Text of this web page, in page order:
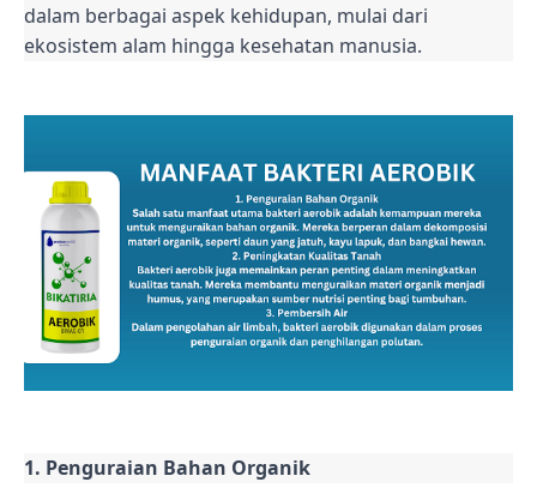
dalam berbagai aspek kehidupan, mulai dari
ekosistem alam hingga kesehatan manusia.
1. Penguraian Bahan Organik